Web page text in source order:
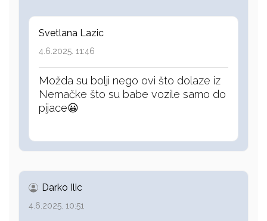
Svetlana Lazic
4.6.2025. 11:46
Možda su bolji nego ovi što dolaze iz
Nemačke što su babe vozile samo do
pijace😀
Darko Ilic
4.6.2025. 10:51